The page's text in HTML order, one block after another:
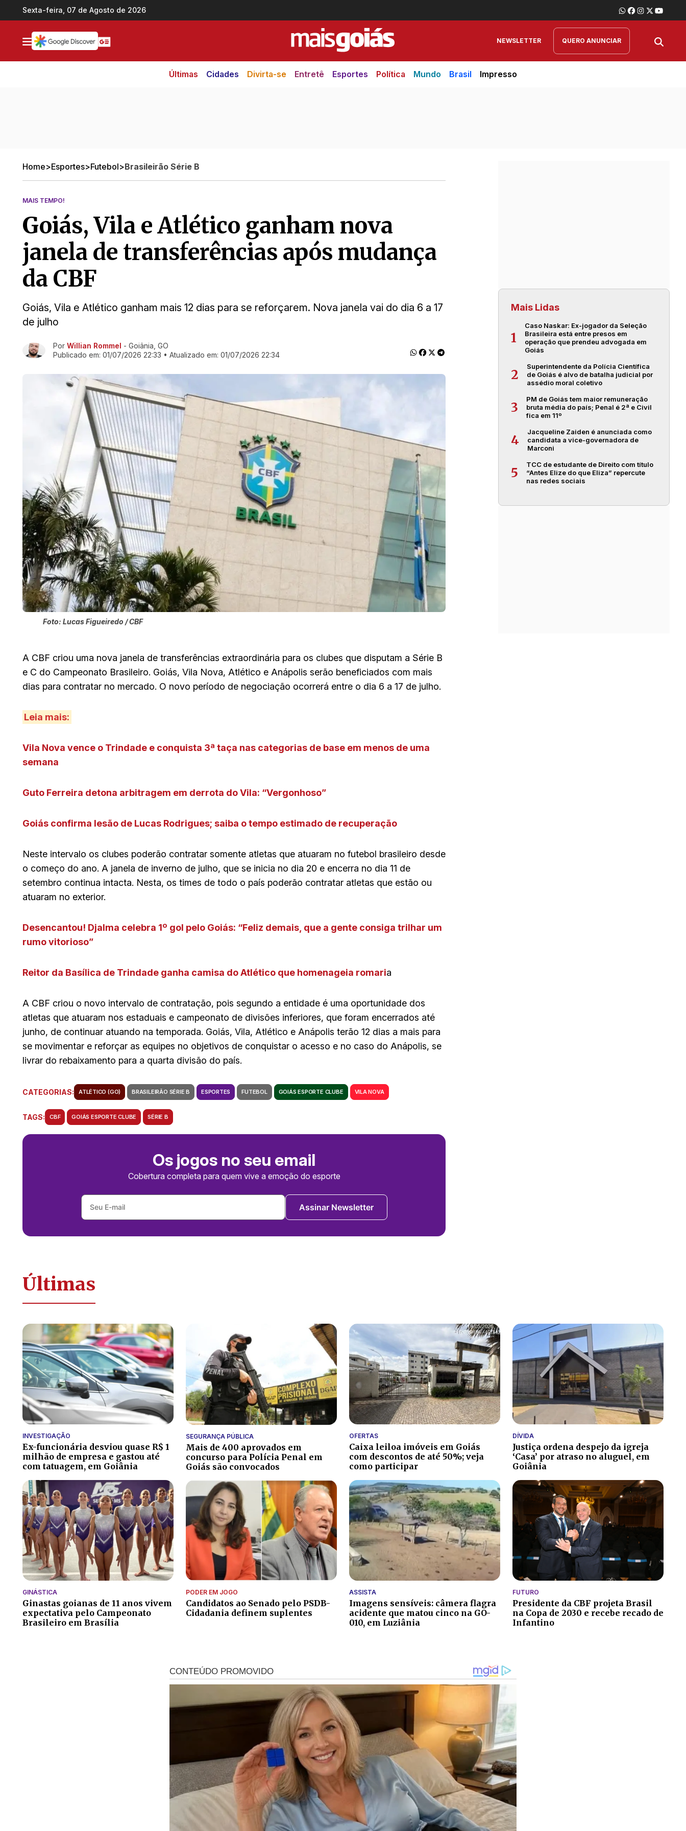
Ir direto pro conteúdo
Sexta-feira, 07 de Agosto de 2026
NEWSLETTER QUERO ANUNCIAR
Últimas Cidades Divirta-se Entretê Esportes Política Mundo Brasil Impresso
Home>Esportes>Futebol>Brasileirão Série B
MAIS TEMPO!
Goiás, Vila e Atlético ganham nova
janela de transferências após mudança
da CBF
Goiás, Vila e Atlético ganham mais 12 dias para se reforçarem. Nova janela vai do dia 6 a 17
de julho
Ir direto pra matéria
Por Willian Rommel - Goiânia, GO
Publicado em: 01/07/2026 22:33 • Atualizado em: 01/07/2026 22:34
Foto: Lucas Figueiredo / CBF
A CBF criou uma nova janela de transferências extraordinária para os clubes que disputam a Série B
e C do Campeonato Brasileiro. Goiás, Vila Nova, Atlético e Anápolis serão beneficiados com mais
dias para contratar no mercado. O novo período de negociação ocorrerá entre o dia 6 a 17 de julho.
Leia mais:
Vila Nova vence o Trindade e conquista 3ª taça nas categorias de base em menos de uma
semana
Guto Ferreira detona arbitragem em derrota do Vila: “Vergonhoso”
Goiás confirma lesão de Lucas Rodrigues; saiba o tempo estimado de recuperação
Neste intervalo os clubes poderão contratar somente atletas que atuaram no futebol brasileiro desde
o começo do ano. A janela de inverno de julho, que se inicia no dia 20 e encerra no dia 11 de
setembro continua intacta. Nesta, os times de todo o país poderão contratar atletas que estão ou
atuaram no exterior.
Desencantou! Djalma celebra 1º gol pelo Goiás: “Feliz demais, que a gente consiga trilhar um
rumo vitorioso”
Reitor da Basílica de Trindade ganha camisa do Atlético que homenageia romaria
A CBF criou o novo intervalo de contratação, pois segundo a entidade é uma oportunidade dos
atletas que atuaram nos estaduais e campeonato de divisões inferiores, que foram encerrados até
junho, de continuar atuando na temporada. Goiás, Vila, Atlético e Anápolis terão 12 dias a mais para
se movimentar e reforçar as equipes no objetivos de conquistar o acesso e no caso do Anápolis, se
livrar do rebaixamento para a quarta divisão do país.
CATEGORIAS: ATLÉTICO (GO) BRASILEIRÃO SÉRIE B ESPORTES FUTEBOL GOIÁS ESPORTE CLUBE VILA NOVA
TAGS: CBF GOIÁS ESPORTE CLUBE SÉRIE B
Os jogos no seu email
Cobertura completa para quem vive a emoção do esporte
Assinar Newsletter
Mais Lidas
1
Caso Naskar: Ex-jogador da Seleção
Brasileira está entre presos em
operação que prendeu advogada em
Goiás
2
Superintendente da Polícia Científica
de Goiás é alvo de batalha judicial por
assédio moral coletivo
3
PM de Goiás tem maior remuneração
bruta média do país; Penal é 2ª e Civil
fica em 11º
4
Jacqueline Zaiden é anunciada como
candidata a vice-governadora de
Marconi
5
TCC de estudante de Direito com título
“Antes Elize do que Eliza” repercute
nas redes sociais
Últimas
INVESTIGAÇÃO
Ex-funcionária desviou quase R$ 1
milhão de empresa e gastou até
com tatuagem, em Goiânia
SEGURANÇA PÚBLICA
Mais de 400 aprovados em
concurso para Polícia Penal em
Goiás são convocados
OFERTAS
Caixa leiloa imóveis em Goiás
com descontos de até 50%; veja
como participar
DÍVIDA
Justiça ordena despejo da igreja
‘Casa’ por atraso no aluguel, em
Goiânia
GINÁSTICA
Ginastas goianas de 11 anos vivem
expectativa pelo Campeonato
Brasileiro em Brasília
PODER EM JOGO
Candidatos ao Senado pelo PSDB-
Cidadania definem suplentes
ASSISTA
Imagens sensíveis: câmera flagra
acidente que matou cinco na GO-
010, em Luziânia
FUTURO
Presidente da CBF projeta Brasil
na Copa de 2030 e recebe recado de
Infantino